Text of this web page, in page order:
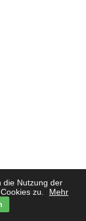
die Nutzung der
zu.
Mehr